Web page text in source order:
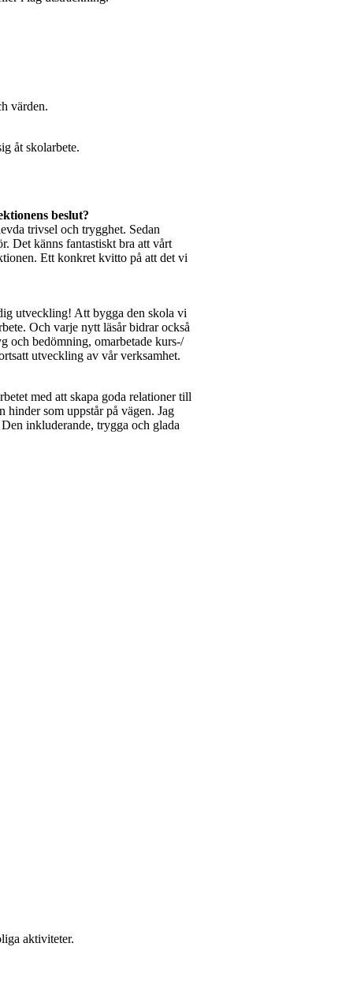
värden.
åt skolarbete.
beslut?
trivsel och trygghet. Sedan
Det känns fantastiskt bra att vårt
Ett konkret kvitto på att det vi
utveckling! Att bygga den skola vi
Och varje nytt läsår bidrar också
och bedömning, omarbetade kurs-/
utveckling av vår verksamhet.
med att skapa goda relationer till
som uppstår på vägen. Jag
inkluderande, trygga och glada
aktiviteter.